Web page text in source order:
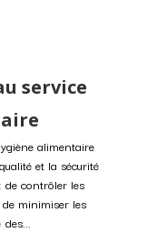
service
alimentaire
et la sécurité
de contrôler les
minimiser les